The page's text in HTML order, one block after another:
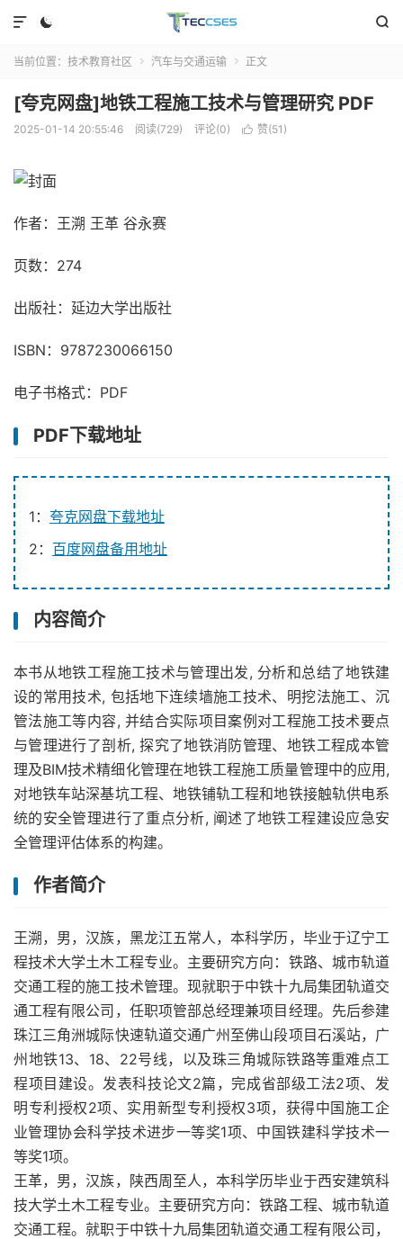
 

当前位置： 技术教育社区  汽车与交通运输  正文
[夸克网盘]地铁工程施工技术与管理研究 PDF
2025-01-14 20:55:46 阅读(729) 评论(0)  赞(51 )
作者：王溯 王革 谷永赛
页数：274
出版社：延边大学出版社
ISBN：9787230066150
电子书格式：PDF
PDF下载地址
1： 夸克网盘下载地址
2： 百度网盘备用地址
内容简介
本书从地铁工程施工技术与管理出发, 分析和总结了地铁建
设的常用技术, 包括地下连续墙施工技术、明挖法施工、沉
管法施工等内容, 并结合实际项目案例对工程施工技术要点
与管理进行了剖析, 探究了地铁消防管理、地铁工程成本管
理及BIM技术精细化管理在地铁工程施工质量管理中的应用,
对地铁车站深基坑工程、地铁铺轨工程和地铁接触轨供电系
统的安全管理进行了重点分析, 阐述了地铁工程建设应急安
全管理评估体系的构建。
作者简介
王溯，男，汉族，黑龙江五常人，本科学历，毕业于辽宁工
程技术大学土木工程专业。主要研究方向：铁路、城市轨道
交通工程的施工技术管理。现就职于中铁十九局集团轨道交
通工程有限公司，任职项管部总经理兼项目经理。先后参建
珠江三角洲城际快速轨道交通广州至佛山段项目石溪站，广
州地铁13、18、22号线，以及珠三角城际铁路等重难点工
程项目建设。发表科技论文2篇，完成省部级工法2项、发
明专利授权2项、实用新型专利授权3项，获得中国施工企
业管理协会科学技术进步一等奖1项、中国铁建科学技术一
等奖1项。
王革，男，汉族，陕西周至人，本科学历毕业于西安建筑科
技大学土木工程专业。主要研究方向：铁路工程、城市轨道
交通工程。就职于中铁十九局集团轨道交通工程有限公司，